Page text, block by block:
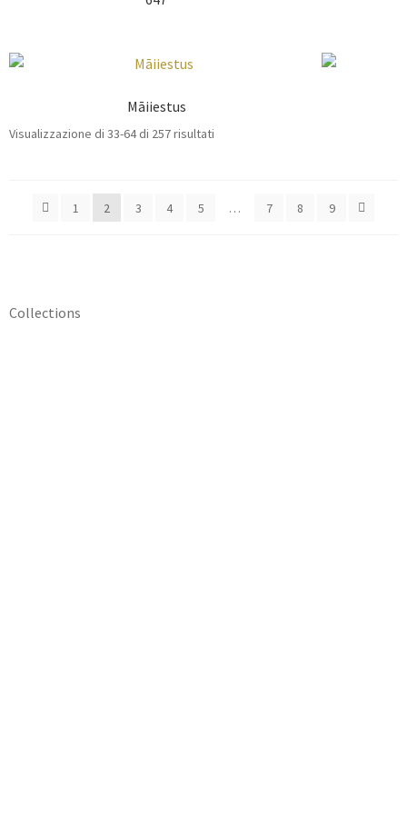
Māiiestus
Visualizzazione di 33-64 di 257 risultati
1 2 3 4 5 … 7 8 9
Collections